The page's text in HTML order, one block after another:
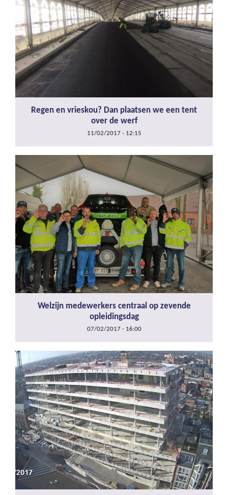
Regen en vrieskou? Dan plaatsen we een tent
over de werf
11/02/2017 - 12:15
Welzijn medewerkers centraal op zevende
opleidingsdag
07/02/2017 - 16:00